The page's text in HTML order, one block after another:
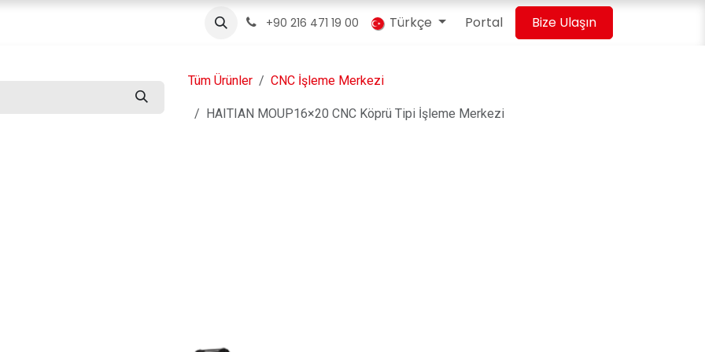
Blog +90 216 471 19 00 Türkçe Portal Bize Ulaşın
Tüm Ürünler CNC İşleme Merkezi
HAITIAN MOUP16×20 CNC Köprü Tipi İşleme Merkezi